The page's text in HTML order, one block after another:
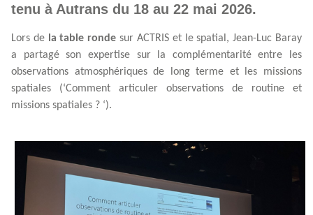
tenu à Autrans du 18 au 22 mai 2026.
Lors de la table ronde sur ACTRIS et le spatial, Jean-Luc Baray
a partagé son expertise sur la complémentarité entre les
observations atmosphériques de long terme et les missions
spatiales (‘Comment articuler observations de routine et
missions spatiales ? ‘).